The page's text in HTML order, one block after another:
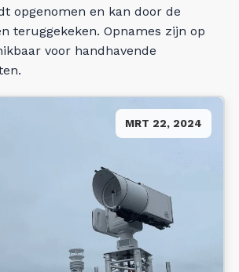
opgenomen en kan door de
teruggekeken. Opnames zijn op
voor handhavende
MRT 22, 2024